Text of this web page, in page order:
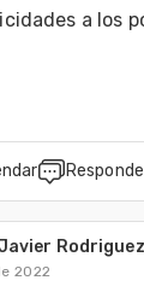
a los
2022